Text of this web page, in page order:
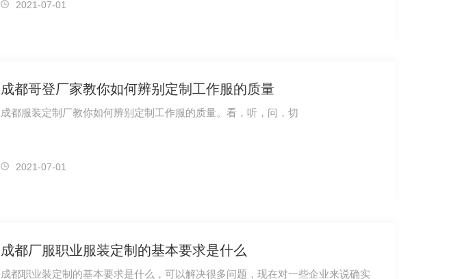
2021-07-01
成都哥登厂家教你如何辨别定制工作服的质量
成都服装定制厂教你如何辨别定制工作服的质量。看，听，问，切
2021-07-01
成都厂服职业服装定制的基本要求是什么
成都职业装定制的基本要求是什么，可以解决很多问题，现在对一些企业来说确实